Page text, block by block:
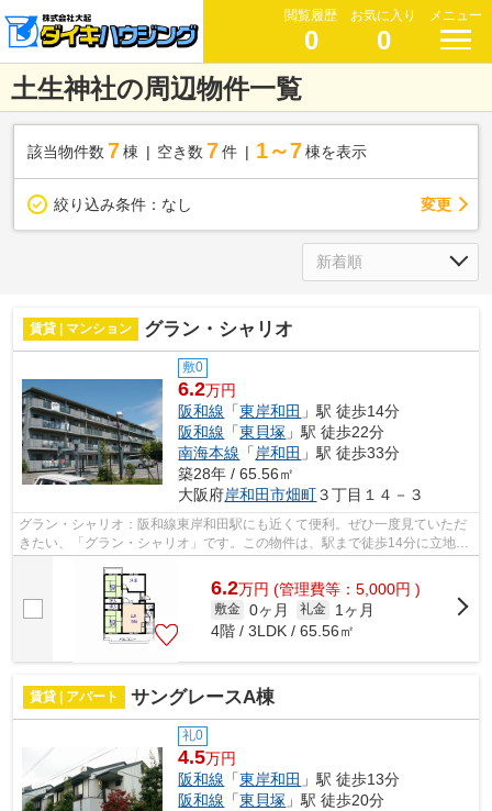
閲覧履歴
0
お気に入り
0
メニュー
土生神社の周辺物件一覧
該当物件数 7棟 空き数 7 件 1～7 棟を表示
絞り込み条件： なし 変更
賃貸 | マンション グラン・シャリオ
敷0
6.2万円
阪和線 「東岸和田 」駅 徒歩14分
阪和線 「東貝塚 」駅 徒歩22分
南海本線 「岸和田 」駅 徒歩33分
築28年 / 65.56㎡
大阪府岸和田市畑町３丁目１４－３
グラン・シャリオ：阪和線東岸和田駅にも近くて便利。ぜひ一度見ていただ
きたい、「グラン・シャリオ」です。この物件は、駅まで徒歩14分に立地し
6.2万円 (管理費等：5,000円 )
敷金 0ヶ月 礼金
1ヶ月
4階 / 3LDK / 65.56㎡
賃貸 | アパート サングレースA棟
礼0
4.5万円
阪和線 「東岸和田 」駅 徒歩13分
阪和線 「東貝塚 」駅 徒歩20分